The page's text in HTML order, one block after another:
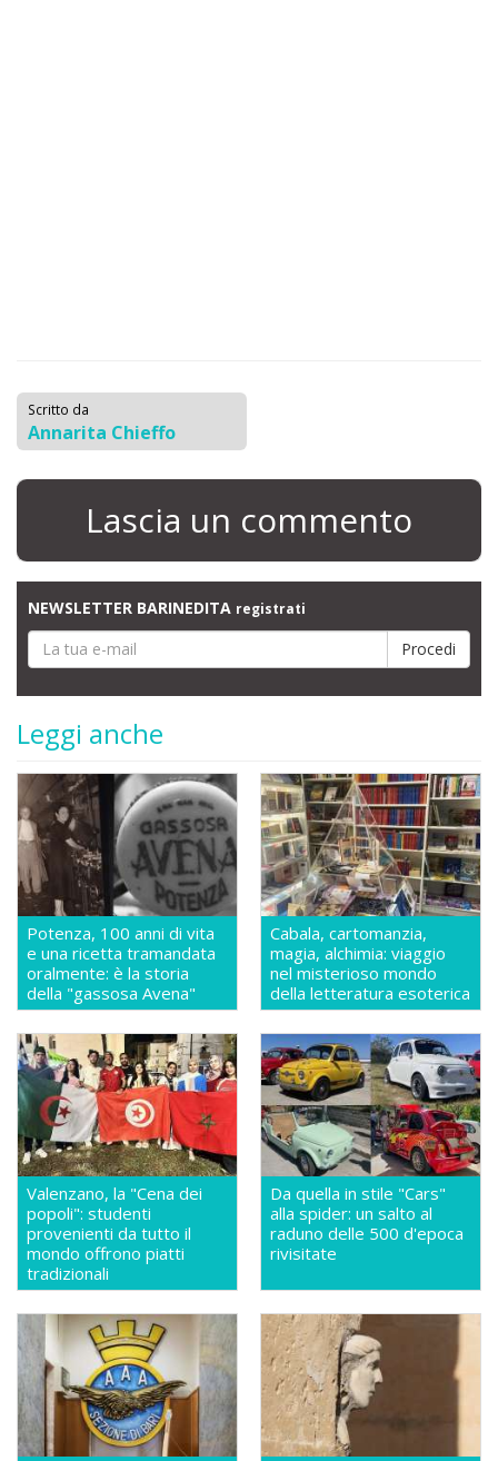
Scritto da
Annarita Chieffo
Lascia un commento
NEWSLETTER BARINEDITA registrati
Leggi anche
Potenza, 100 anni di vita
e una ricetta tramandata
oralmente: è la storia
della "gassosa Avena"
Cabala, cartomanzia,
magia, alchimia: viaggio
nel misterioso mondo
della letteratura esoterica
Valenzano, la "Cena dei
popoli": studenti
provenienti da tutto il
mondo offrono piatti
tradizionali
Da quella in stile "Cars"
alla spider: un salto al
raduno delle 500 d'epoca
rivisitate